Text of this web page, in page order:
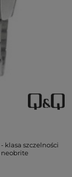
klasa szczelności
neobrite